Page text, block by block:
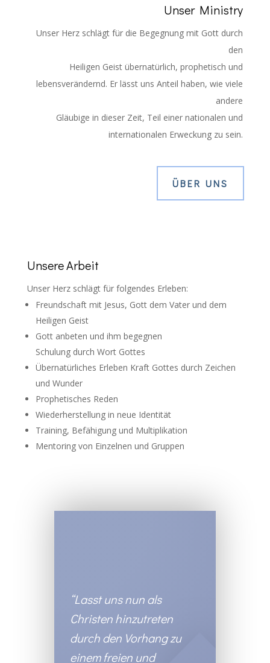
Unser Ministry
Unser Herz schlägt für die Begegnung mit Gott durch
den
Heiligen Geist übernatürlich, prophetisch und
lebensverändernd. Er lässt uns Anteil haben, wie viele
andere
Gläubige in dieser Zeit, Teil einer nationalen und
internationalen Erweckung zu sein.
ÜBER UNS
Unsere Arbeit
Unser Herz schlägt für folgendes Erleben:
Freundschaft mit Jesus, Gott dem Vater und dem
Heiligen Geist
Gott anbeten und ihm begegnen
Schulung durch Wort Gottes
Übernatürliches Erleben Kraft Gottes durch Zeichen
und Wunder
Prophetisches Reden
Wiederherstellung in neue Identität
Training, Befähigung und Multiplikation
Mentoring von Einzelnen und Gruppen
“Lasst uns nun als
Christen hinzutreten
durch den Vorhang zu
einem freien und